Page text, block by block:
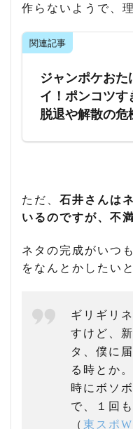
作らないようで、
関連記事
ジャンポケおた
イ！ポンコツす
脱退や解散の危
ただ、 石井さんは
いるのですが、不
ネタの完成がいつ
をなんとかしたい
ギリギリ
すけど、
タ、僕に
る時とか
時にボソ
で、１回
（ 東スポ